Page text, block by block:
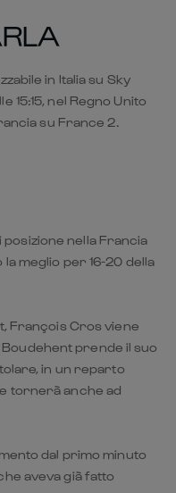
su France 2.
meglio per 16-20 della
François Cros viene
prende il suo
in un reparto
dal primo minuto
aveva già fatto
nelle prime due